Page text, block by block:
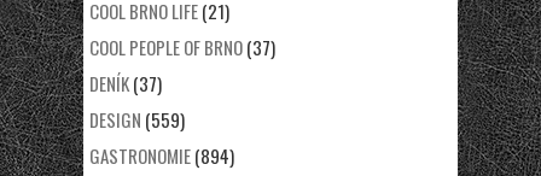
COOL BRNO LIFE(21)
COOL PEOPLE OF BRNO(37)
DENÍK(37)
DESIGN (559)
GASTRONOMIE(894)